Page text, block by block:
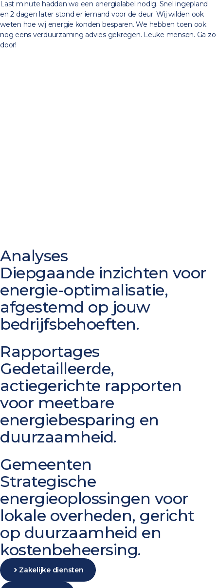
Last minute hadden we een energielabel nodig. Snel ingepland
en 2 dagen later stond er iemand voor de deur. Wij wilden ook
weten hoe wij energie konden besparen. We hebben toen ook
nog eens verduurzaming advies gekregen. Leuke mensen. Ga zo
door!
Analyses
Diepgaande inzichten voor
energie-optimalisatie,
afgestemd op jouw
bedrijfsbehoeften.
Rapportages
Gedetailleerde,
actiegerichte rapporten
voor meetbare
energiebesparing en
duurzaamheid.
Gemeenten
Strategische
energieoplossingen voor
lokale overheden, gericht
op duurzaamheid en
kostenbeheersing.
Zakelijke diensten